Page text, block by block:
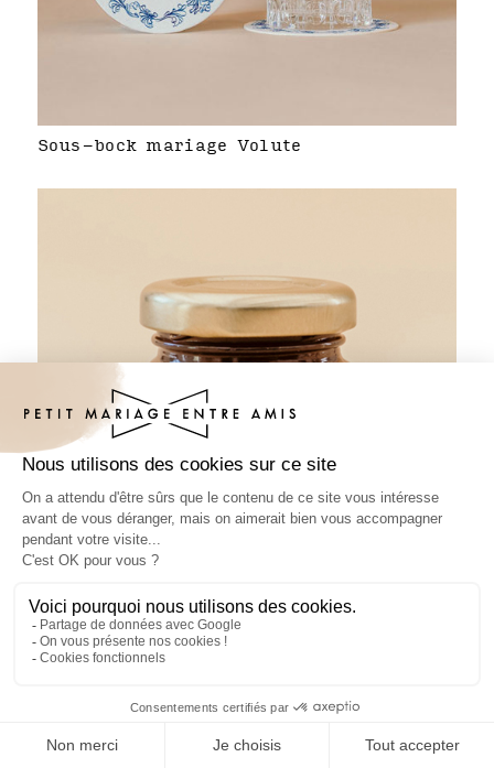
Sous-bock mariage Volute
Pâte à tartiner mariage Volute